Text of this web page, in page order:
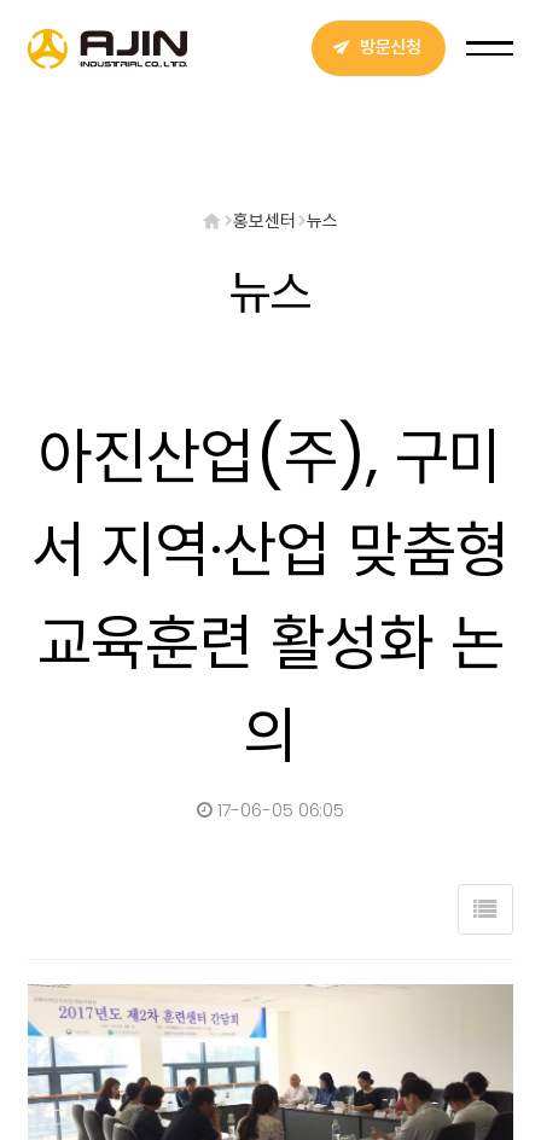
방문신청
홍보센터 뉴스
뉴스
아진산업(주), 구미
서 지역·산업 맞춤형
교육훈련 활성화 논
의
17-06-05 06:05